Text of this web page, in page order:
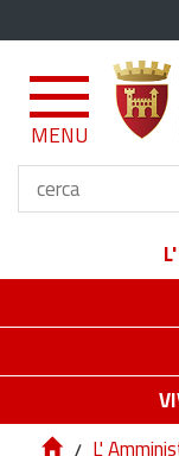
MENU
L'